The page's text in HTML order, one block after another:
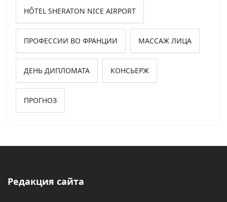
HÔTEL SHERATON NICE AIRPORT
ПРОФЕССИИ ВО ФРАНЦИИ МАССАЖ ЛИЦА
ДЕНЬ ДИПЛОМАТА КОНСЬЕРЖ
ПРОГНОЗ
Редакция сайта